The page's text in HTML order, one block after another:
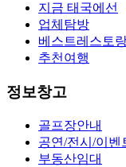
지금 태국에선
업체탐방
베스트레스토
추천여행
정보창고
골프장안내
공연/전시/이벤
부동산임대